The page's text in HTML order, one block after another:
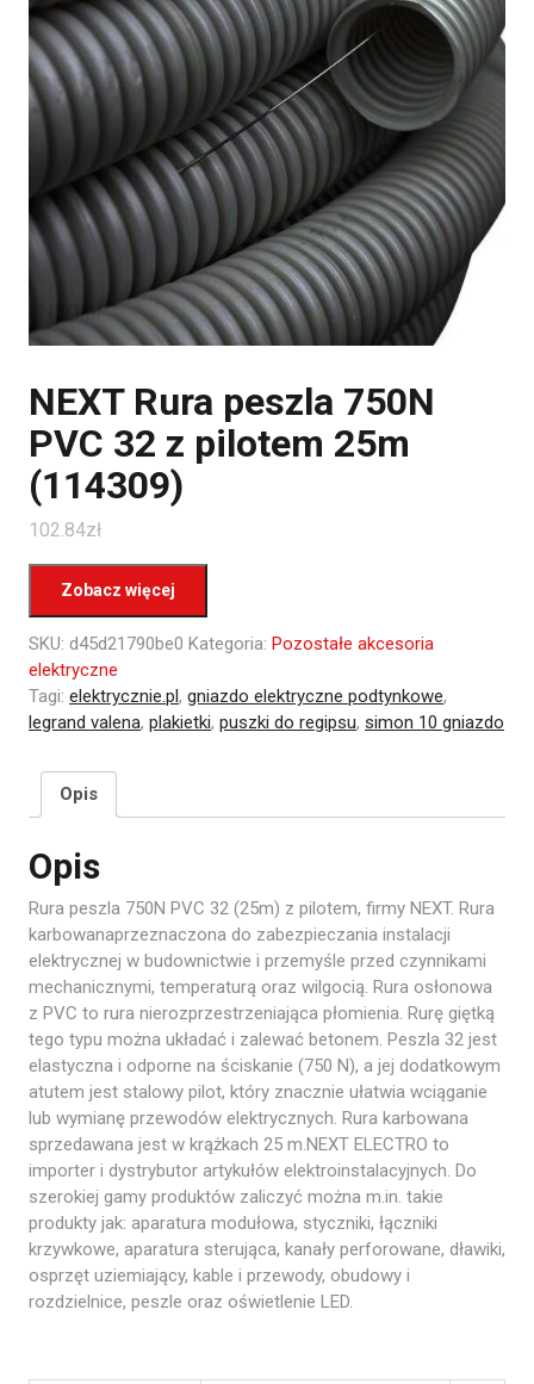
NEXT Rura peszla 750N
PVC 32 z pilotem 25m
(114309)
102.84zł
Zobacz więcej
SKU: d45d21790be0 Kategoria: Pozostałe akcesoria
elektryczne
Tagi: elektrycznie.pl, gniazdo elektryczne podtynkowe,
legrand valena, plakietki, puszki do regipsu, simon 10 gniazdo
Opis
Opis
Rura peszla 750N PVC 32 (25m) z pilotem, firmy NEXT. Rura
karbowanaprzeznaczona do zabezpieczania instalacji
elektrycznej w budownictwie i przemyśle przed czynnikami
mechanicznymi, temperaturą oraz wilgocią. Rura osłonowa
z PVC to rura nierozprzestrzeniająca płomienia. Rurę giętką
tego typu można układać i zalewać betonem. Peszla 32 jest
elastyczna i odporne na ściskanie (750 N), a jej dodatkowym
atutem jest stalowy pilot, który znacznie ułatwia wciąganie
lub wymianę przewodów elektrycznych. Rura karbowana
sprzedawana jest w krążkach 25 m.NEXT ELECTRO to
importer i dystrybutor artykułów elektroinstalacyjnych. Do
szerokiej gamy produktów zaliczyć można m.in. takie
produkty jak: aparatura modułowa, styczniki, łączniki
krzywkowe, aparatura sterująca, kanały perforowane, dławiki,
osprzęt uziemiający, kable i przewody, obudowy i
rozdzielnice, peszle oraz oświetlenie LED.